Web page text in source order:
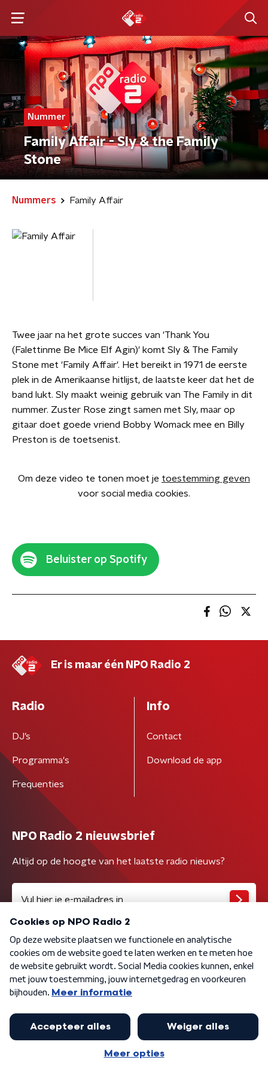
Nummer
Family Affair - Sly & the Family
Stone
Nummers Family Affair
Twee jaar na het grote succes van 'Thank You
(Falettinme Be Mice Elf Agin)' komt Sly & The Family
Stone met 'Family Affair'. Het bereikt in 1971 de eerste
plek in de Amerikaanse hitlijst, de laatste keer dat het de
band lukt. Sly maakt weinig gebruik van The Family in dit
nummer. Zuster Rose zingt samen met Sly, maar op
gitaar doet goede vriend Bobby Womack mee en Billy
Preston is de toetsenist.
Om deze video te tonen moet je toestemming geven
voor social media cookies.
Beluister op Spotify
Er is maar één NPO Radio 2
Radio
DJ’s
Programma's
Frequenties
Info
Contact
Download de app
NPO Radio 2 nieuwsbrief
Altijd op de hoogte van het laatste radio nieuws?
Algemene voorwaarden